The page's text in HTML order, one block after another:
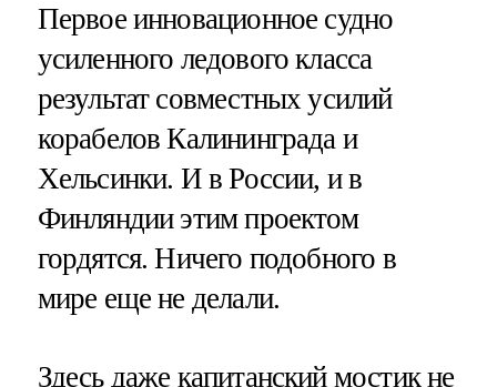
Первое инновационное судно
усиленного ледового класса
результат совместных усилий
корабелов Калининграда и
Хельсинки. И в России, и в
Финляндии этим проектом
гордятся. Ничего подобного в
мире еще не делали.
Здесь даже капитанский мостик не